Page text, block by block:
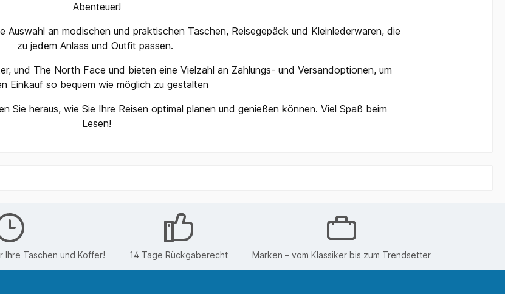
Abenteuer!
Auswahl an modischen und praktischen Taschen, Reisegepäck und Kleinlederwaren, die
zu jedem Anlass und Outfit passen.
und The North Face und bieten eine Vielzahl an Zahlungs- und Versandoptionen, um
Einkauf so bequem wie möglich zu gestalten​
Sie heraus, wie Sie Ihre Reisen optimal planen und genießen können. Viel Spaß beim
Lesen!
Ihre Taschen und Koffer! 14 Tage Rückgaberecht Marken – vom Klassiker bis zum Trendsetter